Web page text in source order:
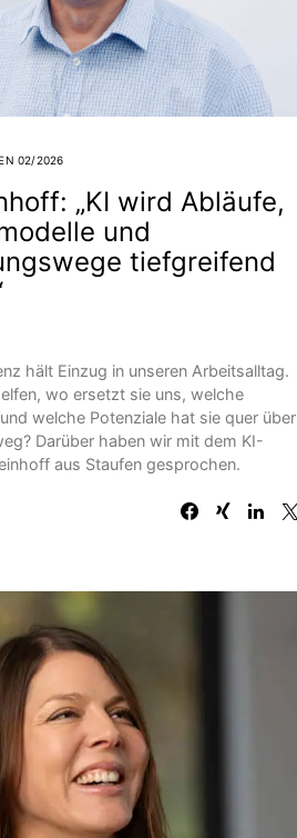
02/2026
„KI wird Abläufe,
und
tiefgreifend
hält Einzug in unseren Arbeitsalltag.
wo ersetzt sie uns, welche
welche Potenziale hat sie quer über
Darüber haben wir mit dem KI-
aus Staufen gesprochen.